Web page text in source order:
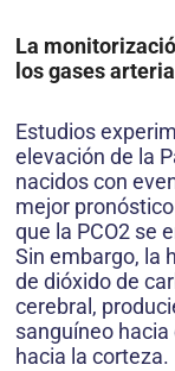
La
los gases
Estudios
elevación de la
nacidos con
mejor
que la PCO2 se
Sin embargo, la
de dióxido de
cerebral,
sanguíneo
hacia la corteza.